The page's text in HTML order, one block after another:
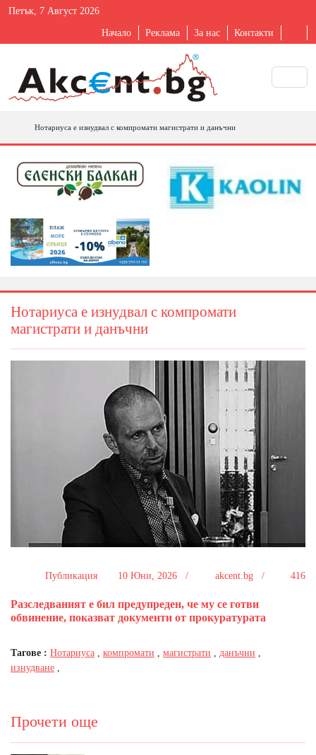
Петък, 7 Август 2026
Начало Реклама За нас Контакти
Нотариуса е изнудвал с компромати магистрати и данъчни
Нотариуса е изнудвал с компромати
магистрати и данъчни
Публикация 10 Юни, 2026 / akcent.bg / 416
Разследваният е бил предупреден, че му се готви
обвинение, показват документи от прокуратурата
Тагове : Нотариуса компромати магистрати данъчни
изнудване
Прочети още